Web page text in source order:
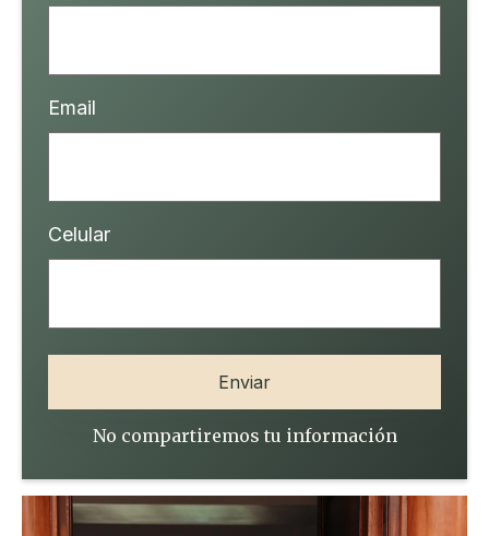
Email
Celular
No compartiremos tu información